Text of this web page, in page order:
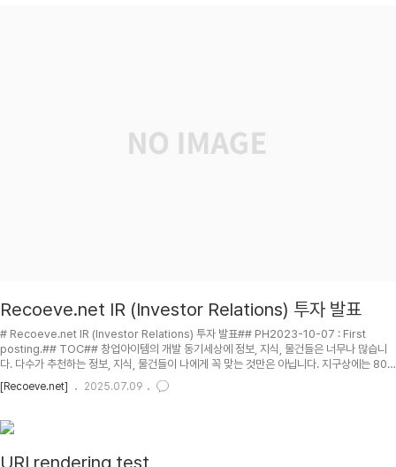
Recoeve.net IR (Investor Relations) 투자 발표
# Recoeve.net IR (Investor Relations) 투자 발표## PH2023-10-07 : First
posting.## TOC## 창업아이템의 개발 동기세상에 정보, 지식, 물건들은 너무나 많습니
다. 다수가 추천하는 정보, 지식, 물건들이 나에게 꼭 맞는 것만은 아닙니다. 지구상에는 80
억명 (2023년 기준) 이 넘는 사람들이 있습니다. 그 중 나랑 비슷한 사람은 어느정도 있기 마
련이지만, 그런 사람을 찾는 것은 쉬운일이 아닙니다. 한 사람의 모든 부분이/취향이 나랑 비
심으로 이루어지는 SNS가 많이 있지만, 이 사람의 특정 분야 이야기만을 내가 팔로우 할수
[Recoeve.net] 2025.07.09
URI rendering test